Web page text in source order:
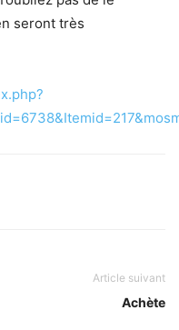
seront très
Article suivant
Achète